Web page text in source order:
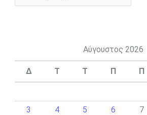
Αύγουστος 2026
Δ Τ Τ Π Π
3
4 5 6 7